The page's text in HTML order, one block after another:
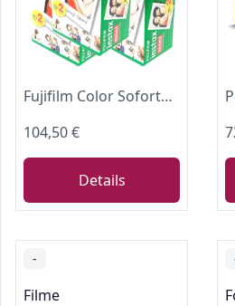
Fujifilm Color Sofortbildkamera (100 Fotos) Instax Mini
104,50 €
Details
-
Filme